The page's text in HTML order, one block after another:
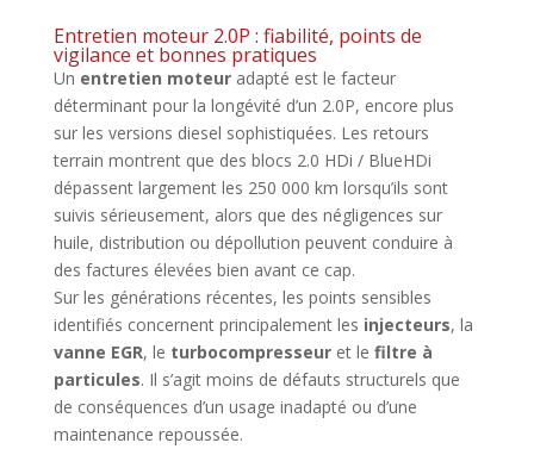
Entretien moteur 2.0P : fiabilité, points de
vigilance et bonnes pratiques
Un entretien moteuradapté est le facteur
déterminant pour la longévité d’un 2.0P, encore plus
sur les versions diesel sophistiquées. Les retours
terrain montrent que des blocs 2.0 HDi / BlueHDi
dépassent largement les 250 000 km lorsqu’ils sont
suivis sérieusement, alors que des négligences sur
huile, distribution ou dépollution peuvent conduire à
des factures élevées bien avant ce cap.
Sur les générations récentes, les points sensibles
identifiés concernent principalement les injecteurs, la
vanne EGR, le turbocompresseuret le filtre à
particules. Il s’agit moins de défauts structurels que
de conséquences d’un usage inadapté ou d’une
maintenance repoussée.